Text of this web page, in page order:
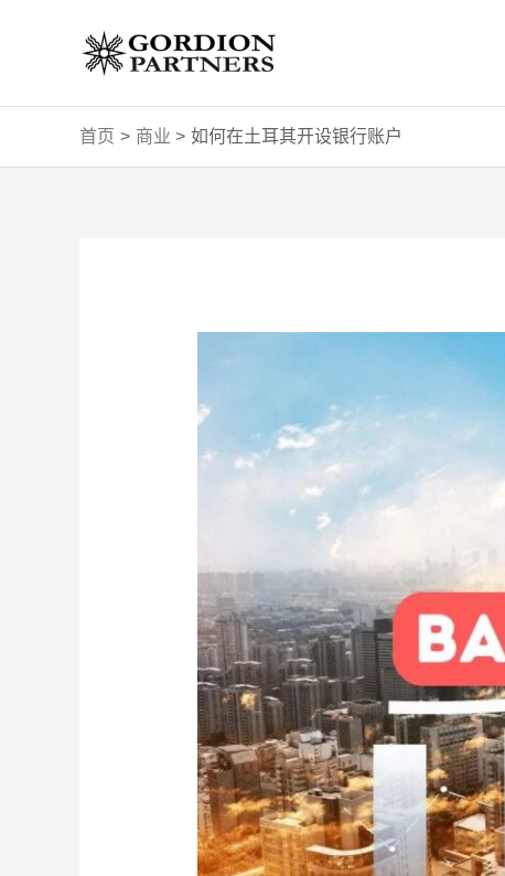
首页 商业 如何在土耳其开设银行账户